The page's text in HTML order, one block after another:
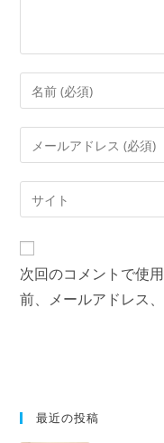
次回のコメントで使
前、メールアドレス
最近の投稿